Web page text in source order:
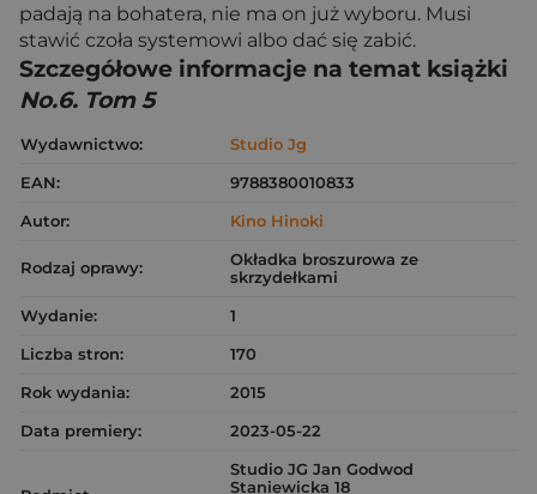
padają na bohatera, nie ma on już wyboru. Musi
stawić czoła systemowi albo dać się zabić.
Szczegółowe informacje na temat książki
No.6. Tom 5
Wydawnictwo:
Studio Jg
EAN:
9788380010833
Autor:
Kino Hinoki
Rodzaj oprawy:
Okładka broszurowa ze
skrzydełkami
Wydanie:
1
Liczba stron:
170
Rok wydania:
2015
Data premiery:
2023-05-22
Studio JG Jan Godwod
Staniewicka 18